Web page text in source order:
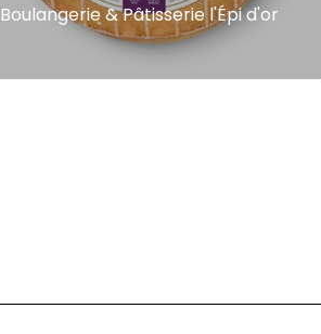
Boulangerie & Pâtisserie l'Épi d'or